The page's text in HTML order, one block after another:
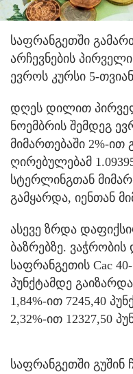
საფრანგეთში
არჩევნების
ევროს კურსი 5-
დღეს დილით
ნოემბრის შემდეგ
მიმართებაში 2%-
ღირებულებამ
სტერლინგთან
გამყარდა, იენთან
ასევე ზრდა
ბაზრებზე.
საფრანგეთის Cac
პუნქტამდე
1,84%-ით 7245,40
2,32%-ით 12327,50
საფრანგეთში